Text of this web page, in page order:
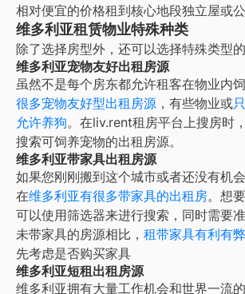
相对便宜的价格租到核心地段独立屋或公
维多利亚租赁物业特殊种类
除了选择房型外，还可以选择特殊类型的
维多利亚宠物友好出租房源
虽然不是每个房东都允许租客在物业内
很多宠物友好型出租房源 ，有些物业或
允许养狗。在liv.rent租房平台上搜房时
搜索可饲养宠物的出租房源。
维多利亚带家具出租房源
如果您刚刚搬到这个城市或者还没有机
在维多利亚有很多带家具的出租房。想
可以使用筛选器来进行搜索，同时需要
未带家具的房源相比， 租带家具有利有弊
先考虑是否购买家具
维多利亚短租出租房源
维多利亚拥有大量工作机会和世界一流